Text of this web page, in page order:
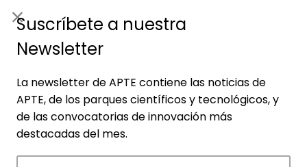
Suscríbete a nuestra
Newsletter
La newsletter de APTE contiene las noticias de
APTE, de los parques científicos y tecnológicos, y
de las convocatorias de innovación más
destacadas del mes.